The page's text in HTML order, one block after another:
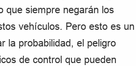
que siempre negarán los
vehículos. Pero esto es un
la probabilidad, el peligro
de control que pueden